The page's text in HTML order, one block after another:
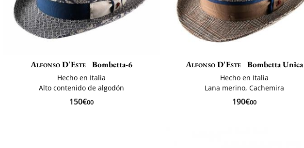
Alfonso D'Este Bombetta-6
Hecho en Italia
Alto contenido de algodón
150€00
Alfonso D'Este Bombetta Unica
Hecho en Italia
Lana merino, Cachemira
190€00